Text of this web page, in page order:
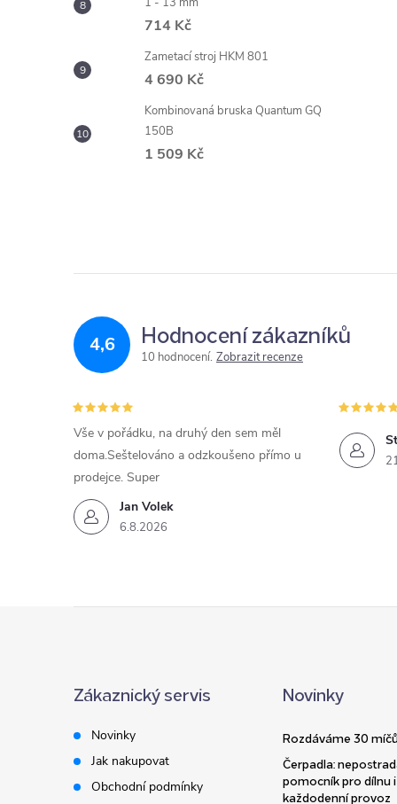
714 Kč
Zametací stroj HKM 801
4 690 Kč
Kombinovaná bruska Quantum GQ
150B
1 509 Kč
4,6 Hodnocení zákazníků
10 hodnocení Zobrazit recenze
Jan Volek
6.8.2026
Vše v pořádku, na druhý den sem měl
doma.Seštelováno a odzkoušeno přímo u
prodejce. Super
Zákaznický servis
Novinky
Jak nakupovat
Obchodní podmínky
Novinky
Rozdáváme 30
Čerpadla:
pomocník pro dílnu i
každodenní provoz